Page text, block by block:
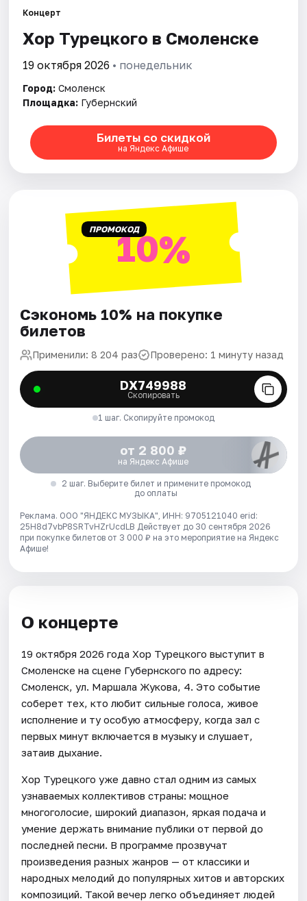
Площадки
Артисты
Рейтинги
Концерт
Хор Турецкого в Смоленске
19 октября 2026 • понедельник
Город: Смоленск
Площадка: Губернский
Билеты со скидкой
на Яндекс Афише
ПРОМОКОД10%
Сэкономь 10% на покупке
билетов
Применили: 8 204 раз Проверено: 1 минуту назад
DX749988
Скопировать
1 шаг. Скопируйте промокод
от 2 800 ₽
на Яндекс Афише
2 шаг. Выберите билет и примените промокод
до оплаты
Реклама. ООО "ЯНДЕКС МУЗЫКА", ИНН: 9705121040 erid:
25H8d7vbP8SRTvHZrUcdLB Действует до 30 сентября 2026
при покупке билетов от 3 000 ₽ на это мероприятие на Яндекс
Афише!
О концерте
19 октября 2026 года Хор Турецкого выступит в
Смоленске на сцене Губернского по адресу:
Смоленск, ул. Маршала Жукова, 4. Это событие
соберет тех, кто любит сильные голоса, живое
исполнение и ту особую атмосферу, когда зал с
первых минут включается в музыку и слушает,
затаив дыхание.
Хор Турецкого уже давно стал одним из самых
узнаваемых коллективов страны: мощное
многоголосие, широкий диапазон, яркая подача и
умение держать внимание публики от первой до
последней песни. В программе прозвучат
произведения разных жанров — от классики и
народных мелодий до популярных хитов и авторских
композиций. Такой вечер легко объединяет людей